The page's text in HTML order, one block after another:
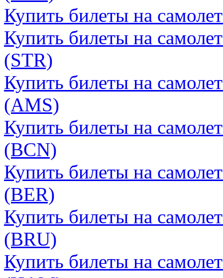
Купить билеты на
Купить билеты на
(STR)
Купить билеты на
(AMS)
Купить билеты на
(BCN)
Купить билеты на
(BER)
Купить билеты на
(BRU)
Купить билеты на